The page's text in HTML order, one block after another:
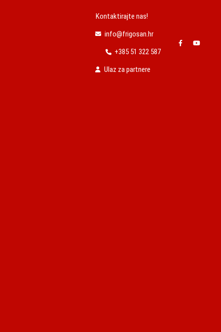
Kontaktirajte nas!
info@frigosan.hr
+385 51 322 587
Ulaz za partnere